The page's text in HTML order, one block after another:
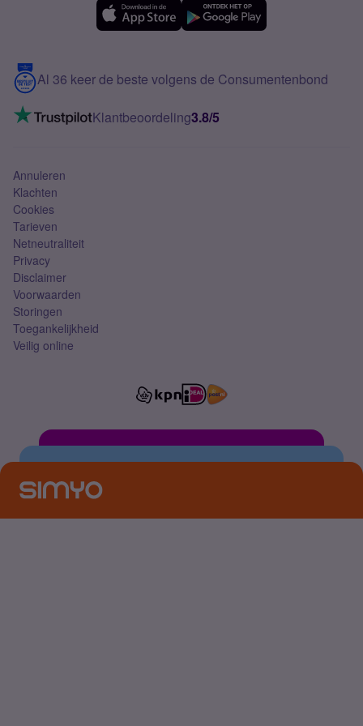
Meerdere nummers
5G internet
Mobiel internet
Mobiel abonnement
Contact
VoLTE 4G bellen
Al 36 keer de beste volgens de Consumentenbond
Klantbeoordeling3.8/5
Annuleren
Klachten
Cookies
Tarieven
Netneutraliteit
Privacy
Disclaimer
Voorwaarden
Storingen
Toegankelijkheid
Veilig online